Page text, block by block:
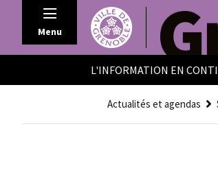
Panneau de gestion des cookies
Menu
L'INFORMATION EN
Actualités et agendas